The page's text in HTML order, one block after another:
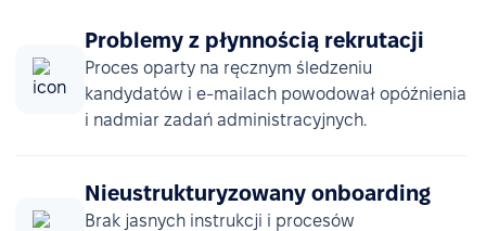
Problemy z płynnością rekrutacji
Proces oparty na ręcznym śledzeniu
kandydatów i e-mailach powodował opóźnienia
i nadmiar zadań administracyjnych.
Nieustrukturyzowany onboarding
Brak jasnych instrukcji i procesów